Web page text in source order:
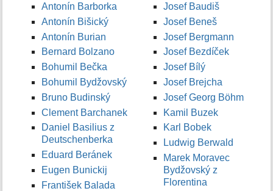
Antonín Barborka
Antonín Bišický
Antonín Burian
Bernard Bolzano
Bohumil Bečka
Bohumil Bydžovský
Bruno Budinský
Clement Barchanek
Daniel Basilius z
Deutschenberka
Eduard Beránek
Eugen Bunickij
František Balada
Josef Baudiš
Josef Beneš
Josef Bergmann
Josef Bezdíček
Josef Bílý
Josef Brejcha
Josef Georg Böhm
Kamil Buzek
Karl Bobek
Ludwig Berwald
Marek Moravec
Bydžovský z
Florentina